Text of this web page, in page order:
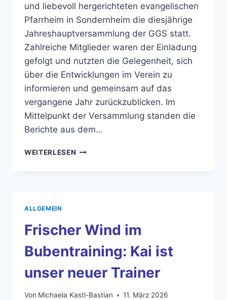
und liebevoll hergerichteten evangelischen
Pfarrheim in Sondernheim die diesjährige
Jahreshauptversammlung der GGS statt.
Zahlreiche Mitglieder waren der Einladung
gefolgt und nutzten die Gelegenheit, sich
über die Entwicklungen im Verein zu
informieren und gemeinsam auf das
vergangene Jahr zurückzublicken. Im
Mittelpunkt der Versammlung standen die
Berichte aus dem…
WEITERLESEN JAHRESHAUPTVERSAMMLUNG
ALLGEMEIN
Frischer Wind im
Bubentraining: Kai ist
unser neuer Trainer
Von Michaela Kastl-Bastian 11. März 2026